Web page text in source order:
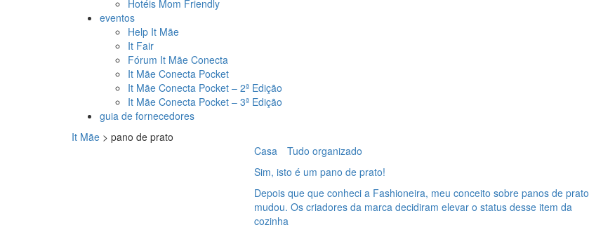
Hotéis Mom Friendly
eventos
Help It Mãe
It Fair
Fórum It Mãe Conecta
It Mãe Conecta Pocket
It Mãe Conecta Pocket – 2ª Edição
It Mãe Conecta Pocket – 3ª Edição
guia de fornecedores
It Mãe > pano de prato
Casa
Tudo organizado
Sim, isto é um pano de prato!
Depois que que conheci a Fashioneira, meu conceito sobre panos de prato
mudou. Os criadores da marca decidiram elevar o status desse item da
cozinha